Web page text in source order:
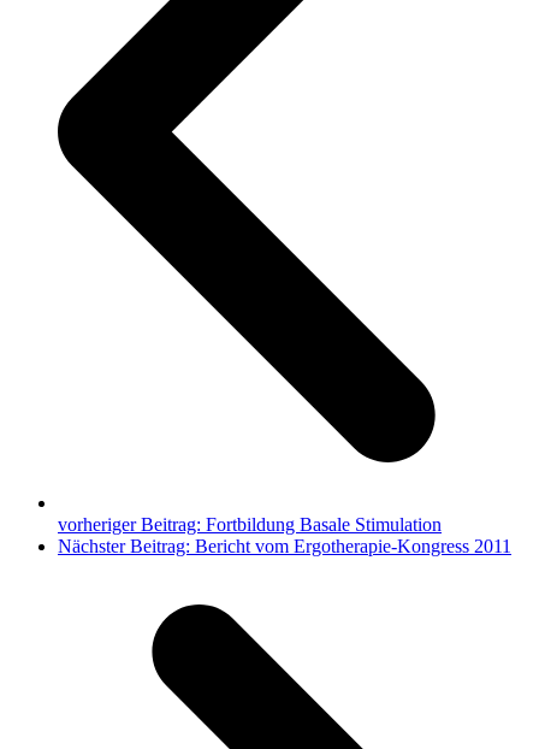
vorheriger Beitrag: Fortbildung Basale Stimulation
Nächster Beitrag: Bericht vom Ergotherapie-Kongress 2011